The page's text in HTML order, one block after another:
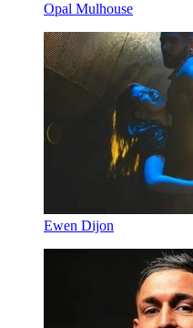
Opal Mulhouse
Ewen Dijon